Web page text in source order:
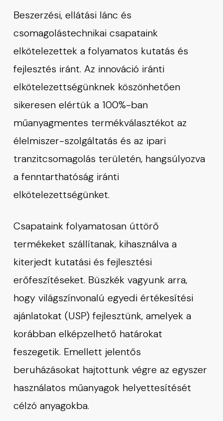
Beszerzési, ellátási lánc és
csomagolástechnikai csapataink
elkötelezettek a folyamatos kutatás és
fejlesztés iránt. Az innováció iránti
elkötelezettségünknek köszönhetően
sikeresen elértük a 100%-ban
műanyagmentes termékválasztékot az
élelmiszer-szolgáltatás és az ipari
tranzitcsomagolás területén, hangsúlyozva
a fenntarthatóság iránti
elkötelezettségünket.
Csapataink folyamatosan úttörő
termékeket szállítanak, kihasználva a
kiterjedt kutatási és fejlesztési
erőfeszítéseket. Büszkék vagyunk arra,
hogy világszínvonalú egyedi értékesítési
ajánlatokat (USP) fejlesztünk, amelyek a
korábban elképzelhető határokat
feszegetik. Emellett jelentős
beruházásokat hajtottunk végre az egyszer
használatos műanyagok helyettesítését
célzó anyagokba.